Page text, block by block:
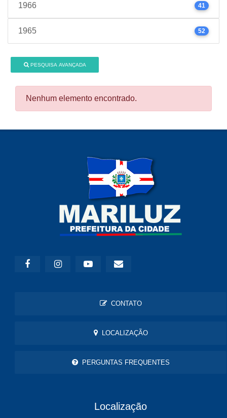
1966 41
1965 52
PESQUISA AVANÇADA
Nenhum elemento encontrado.
CONTATO
LOCALIZAÇÃO
PERGUNTAS FREQUENTES
Localização